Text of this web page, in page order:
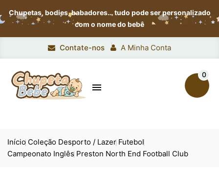
Chupetas, bodies, babadores…tudo pode ser personalizado
com o nome do bebê
Contate-nos A Minha Conta

0
Início Coleção Desporto / Lazer Futebol
Campeonato Inglês Preston North End Football Club